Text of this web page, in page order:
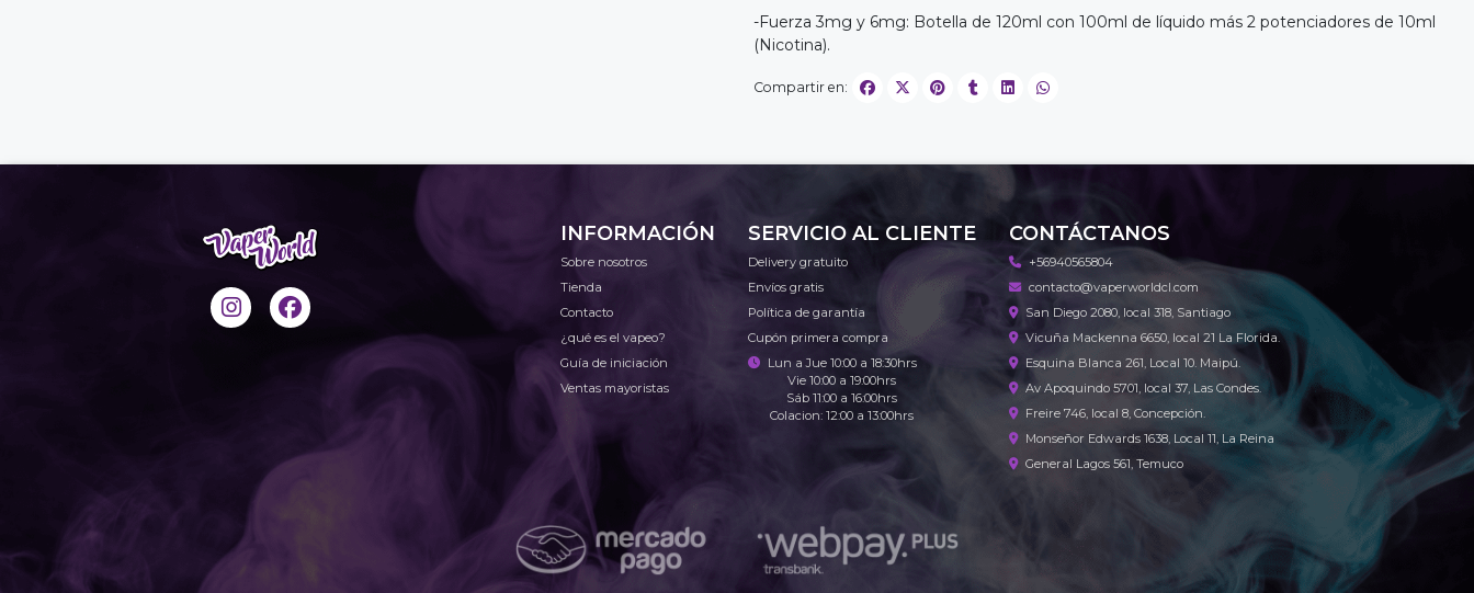
-Fuerza 3mg y 6mg: Botella de 120ml con 100ml de líquido más 2 potenciadores de 10ml
(Nicotina).
Compartir en:
INFORMACIÓN
Sobre nosotros
Tienda
Contacto
¿qué es el vapeo?
Guía de iniciación
Ventas mayoristas
SERVICIO AL CLIENTE
Delivery gratuito
Envíos gratis
Política de garantía
Cupón primera compra
Lun a Jue 10:00 a 18:30hrs
Vie 10:00 a 19:00hrs
Sáb 11:00 a 16:00hrs
Colacion: 12:00 a 13:00hrs
CONTÁCTANOS
+56940565804
contacto@vaperworldcl.com
San Diego 2080, local 318, Santiago
Vicuña Mackenna 6650, local 21 La Florida.
Esquina Blanca 261, Local 10. Maipú.
Av Apoquindo 5701, local 37, Las Condes.
Freire 746, local 8, Concepción.
Monseñor Edwards 1638, Local 11, La Reina
General Lagos 561, Temuco